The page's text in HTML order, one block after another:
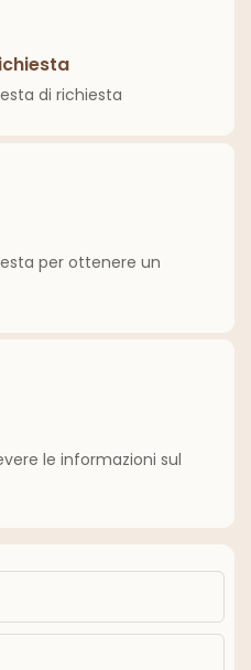
di richiesta
per ottenere un
le informazioni sul